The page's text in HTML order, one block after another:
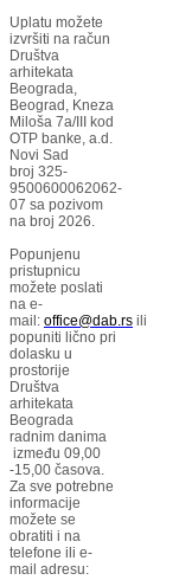
Uplatu možete
izvršiti na račun
Društva
arhitekata
Beograda,
Beograd, Kneza
Miloša 7a/III kod
OTP banke, a.d.
Novi Sad
broj 325-
9500600062062-
07 sa pozivom
na broj 2026.
Popunjenu
pristupnicu
možete poslati
na e-
mail: office@dab.rs ili
popuniti lično pri
dolasku u
prostorije
Društva
arhitekata
Beograda
radnim danima
između 09,00
-15,00 časova.
Za sve potrebne
informacije
možete se
obratiti i na
telefone ili e-
mail adresu: